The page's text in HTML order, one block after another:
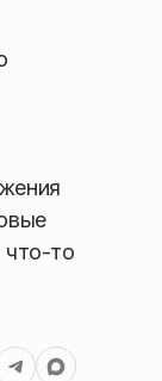
что-то